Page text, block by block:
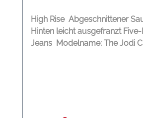
High Rise Abgeschnittener
Hinten leicht ausgefranzt
Jeans Modelname: The Jodi